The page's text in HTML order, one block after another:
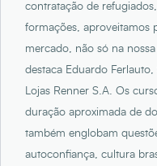
contratação de
formações, aproveitamos
mercado, não só na
destaca Eduardo
Lojas Renner S.A. Os
duração aproximada de
também englobam
autoconfiança, cultura